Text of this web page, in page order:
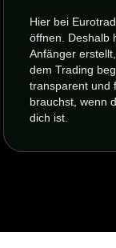
Hier bei
öffnen. Deshalb
Anfänger
dem Trading
transparent und
brauchst, wenn
dich ist.